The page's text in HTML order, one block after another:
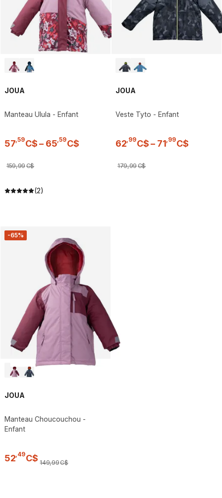
JOUA
Manteau Ulula - Enfant
57,59C$ – 65,59C$
159,99C$
(2)
JOUA
Veste Tyto - Enfant
62,99C$ – 71,99C$
179,99C$
-65%
JOUA
Manteau Choucouchou -
Enfant
52 49C$ 149,99C$